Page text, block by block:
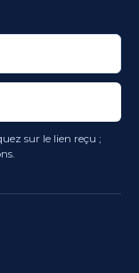
sur le lien reçu ;